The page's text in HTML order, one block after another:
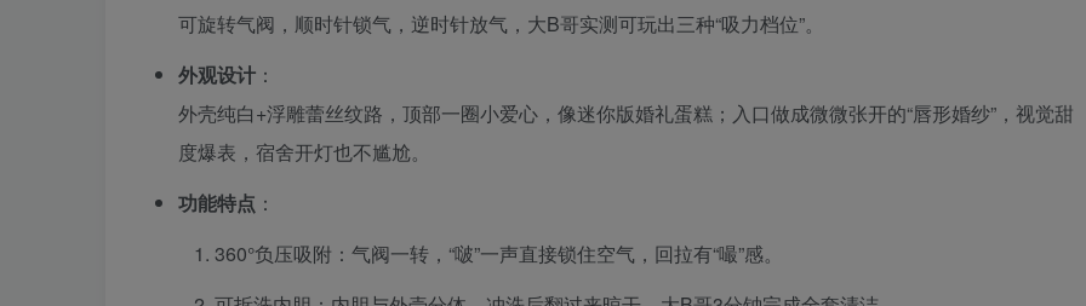
可旋转气阀，顺时针锁气，逆时针放气，大B哥实测可玩出三种“吸力档位”。
外观设计 ：
外壳纯白+浮雕蕾丝纹路，顶部一圈小爱心，像迷你版婚礼蛋糕；入口做成微微张开的“唇形婚纱”，视觉甜
度爆表，宿舍开灯也不尴尬。
功能特点 ：
360°负压吸附：气阀一转，“啵”一声直接锁住空气，回拉有“嘬”感。